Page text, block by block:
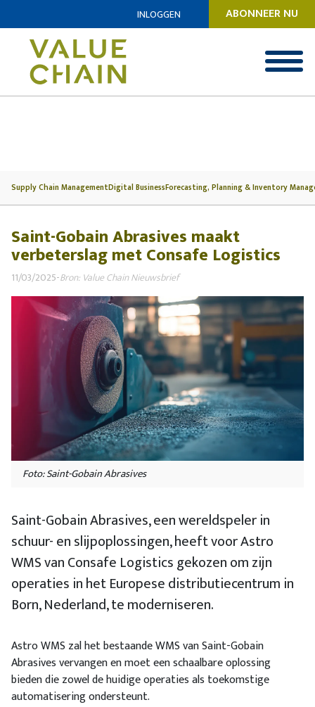
INLOGGEN ABONNEER NU
Supply Chain ManagementDigital BusinessForecasting, Planning & Inventory
Saint-Gobain Abrasives maakt
verbeterslag met Consafe Logistics
11/03/2025-Bron: Value Chain Nieuwsbrief
Foto: Saint-Gobain Abrasives
Saint-Gobain Abrasives, een wereldspeler in
schuur- en slijpoplossingen, heeft voor Astro
WMS van Consafe Logistics gekozen om zijn
operaties in het Europese distributiecentrum in
Born, Nederland, te moderniseren.
Astro WMS zal het bestaande WMS van Saint-Gobain
Abrasives vervangen en moet een schaalbare oplossing
bieden die zowel de huidige operaties als toekomstige
automatisering ondersteunt.